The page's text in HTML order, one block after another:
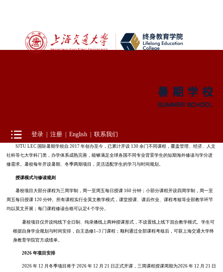
登录 | 注册 | English | 联系我们
SJTU LEC 国际暑期学校自 2017 年创办至今，已累计开设 130 余门不同课程，覆盖管理、经济、人文
社科等七大学科门类，办学体系成熟完善，能够满足全球各国不同专业背景学生的短期海外修读与学分进
修需求。暑校每年开设暑期、冬季两期项目，灵活适配学生的学习与时间规划。
授课模式与修读规则
暑校项目大部分课程为三周学制，周一至周五每日授课 160 分钟；小部分课程开设四周学制，周一至
周五每日授课 120 分钟。所有课程实行全英文教学模式，课堂授课、课后作业、课程考核等全部教学环节
均以英文开展；每门课程修读合格可认定4 个学分。
暑校项目仅开设纯线下全日制、纯录播线上两种授课形式，不设置线上线下混合教学模式。学生可
根据自身学业规划与时间安排，自主选修1–3 门课程；顺利通过全部课程考核后，可获上海交通大学终
身教育学院官方成绩单。
2026 年项目安排
2026 年 12 月冬季项目将于 2026 年 12 月 21 日正式开课，三周课程授课周期为2026 年 12 月 21 日